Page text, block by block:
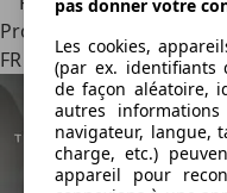
Professionnel
FR 59850Nieppe
pas donner votre
Les cookies,
(par ex. identifiants
de façon aléatoire,
autres
navigateur, langue,
charge, etc.)
appareil pour